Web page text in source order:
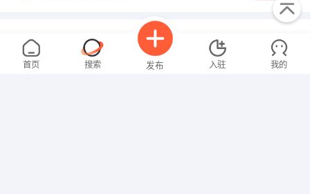
工程资料员 面议
性别不限 经验不限
08-09
首页 搜索 发布 入驻 我的